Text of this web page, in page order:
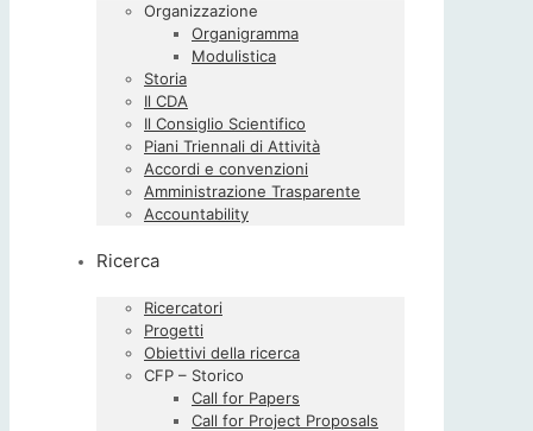
Organizzazione
Organigramma
Modulistica
Storia
Il CDA
Il Consiglio Scientifico
Piani Triennali di Attività
Accordi e convenzioni
Amministrazione Trasparente
Accountability
Ricerca
Ricercatori
Progetti
Obiettivi della ricerca
CFP – Storico
Call for Papers
Call for Project Proposals